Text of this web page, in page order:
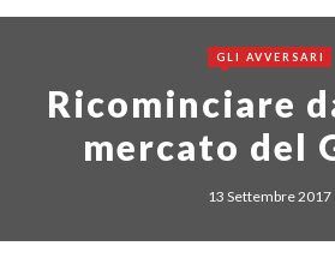
GLI AVVERSARI
Ricominciare
mercato del
13 Settembre 2017